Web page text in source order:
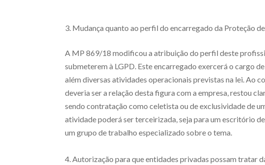
3. Mudança quanto ao perfil do encarregado da Proteção
A MP 869/18 modificou a atribuição do perfil deste
submeterem à LGPD. Este encarregado exercerá o cargo
além diversas atividades operacionais previstas na lei. Ao
deveria ser a relação desta figura com a empresa, restou
sendo contratação como celetista ou de exclusividade de
atividade poderá ser terceirizada, seja para um escritório
um grupo de trabalho especializado sobre o tema.
4. Autorização para que entidades privadas possam tratar